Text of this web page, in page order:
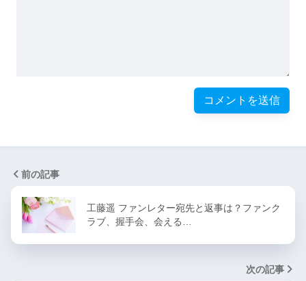
前の記事
工藤遥 ファンレター宛先と返事は？ファンク
ラブ、握手会、会える…
次の記事